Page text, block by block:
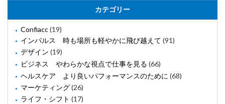
カテゴリー
Confiacc(19)
インパルス 時も場所も軽やかに飛び越えて (91)
デザイン (19)
ビジネス やわらかな視点で仕事を見る (66)
ヘルスケア より良いパフォーマンスのために (68)
マーケティング(26)
ライフ・シフト (17)